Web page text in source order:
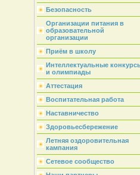
Безопасность
Организации питания в
образовательной
организации
Приём в школу
Интеллектуальные
и олимпиады
Аттестация
Воспитательная работа
Наставничество
Здоровьесбережение
Летняя оздоровительная
кампания
Сетевое сообщество